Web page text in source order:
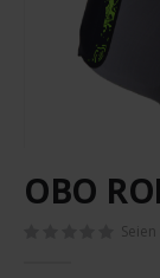
Anfang
der
OBO